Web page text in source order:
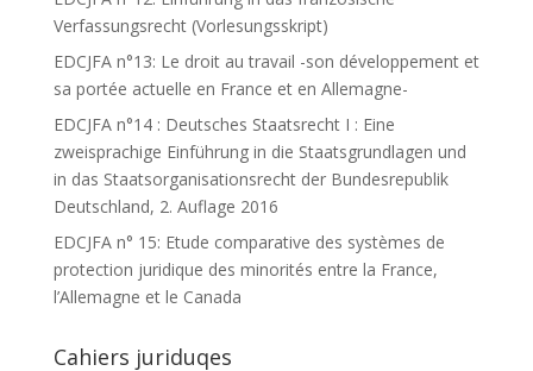
Verfassungsrecht (Vorlesungsskript)
EDCJFA n°13: Le droit au travail -son développement et
sa portée actuelle en France et en Allemagne-
EDCJFA n°14 : Deutsches Staatsrecht I : Eine
zweisprachige Einführung in die Staatsgrundlagen und
in das Staatsorganisationsrecht der Bundesrepublik
Deutschland, 2. Auflage 2016
EDCJFA n° 15: Etude comparative des systèmes de
protection juridique des minorités entre la France,
l’Allemagne et le Canada
Cahiers juriduqes